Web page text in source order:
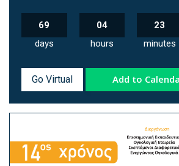
69
days
04
hours
23
minutes
Go Virtual Add to